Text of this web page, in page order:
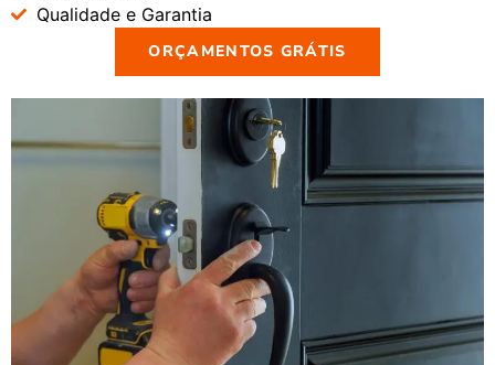
Qualidade e Garantia
ORÇAMENTOS GRÁTIS